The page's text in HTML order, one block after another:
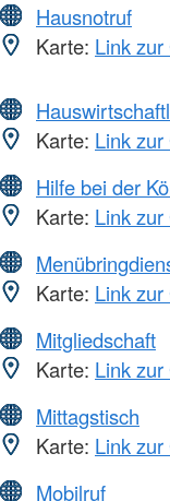
Hausnotruf
Karte: Link
Karte: Link
Hilfe bei der
Karte: Link
Karte: Link
Mitgliedschaft
Karte: Link
Mittagstisch
Karte: Link
Mobilruf